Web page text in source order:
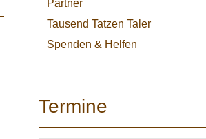
Partner
Tausend Tatzen Taler
Spenden & Helfen
Termine